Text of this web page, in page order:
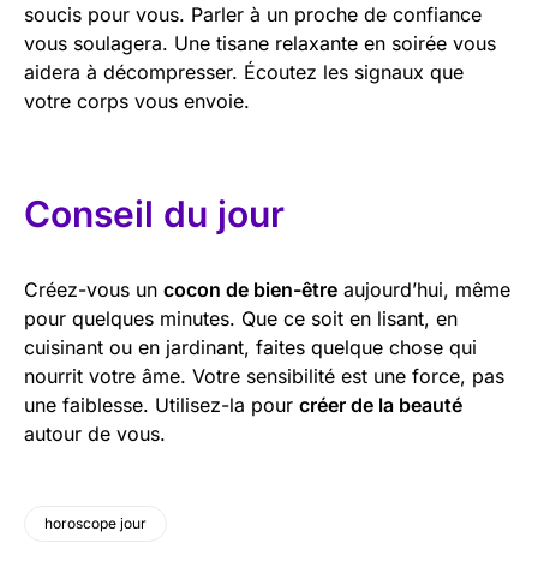
soucis pour vous. Parler à un proche de confiance
vous soulagera. Une tisane relaxante en soirée vous
aidera à décompresser. Écoutez les signaux que
votre corps vous envoie.
Conseil du jour
Créez-vous un cocon de bien-être aujourd’hui, même
pour quelques minutes. Que ce soit en lisant, en
cuisinant ou en jardinant, faites quelque chose qui
nourrit votre âme. Votre sensibilité est une force, pas
une faiblesse. Utilisez-la pour créer de la beauté
autour de vous.
horoscope jour